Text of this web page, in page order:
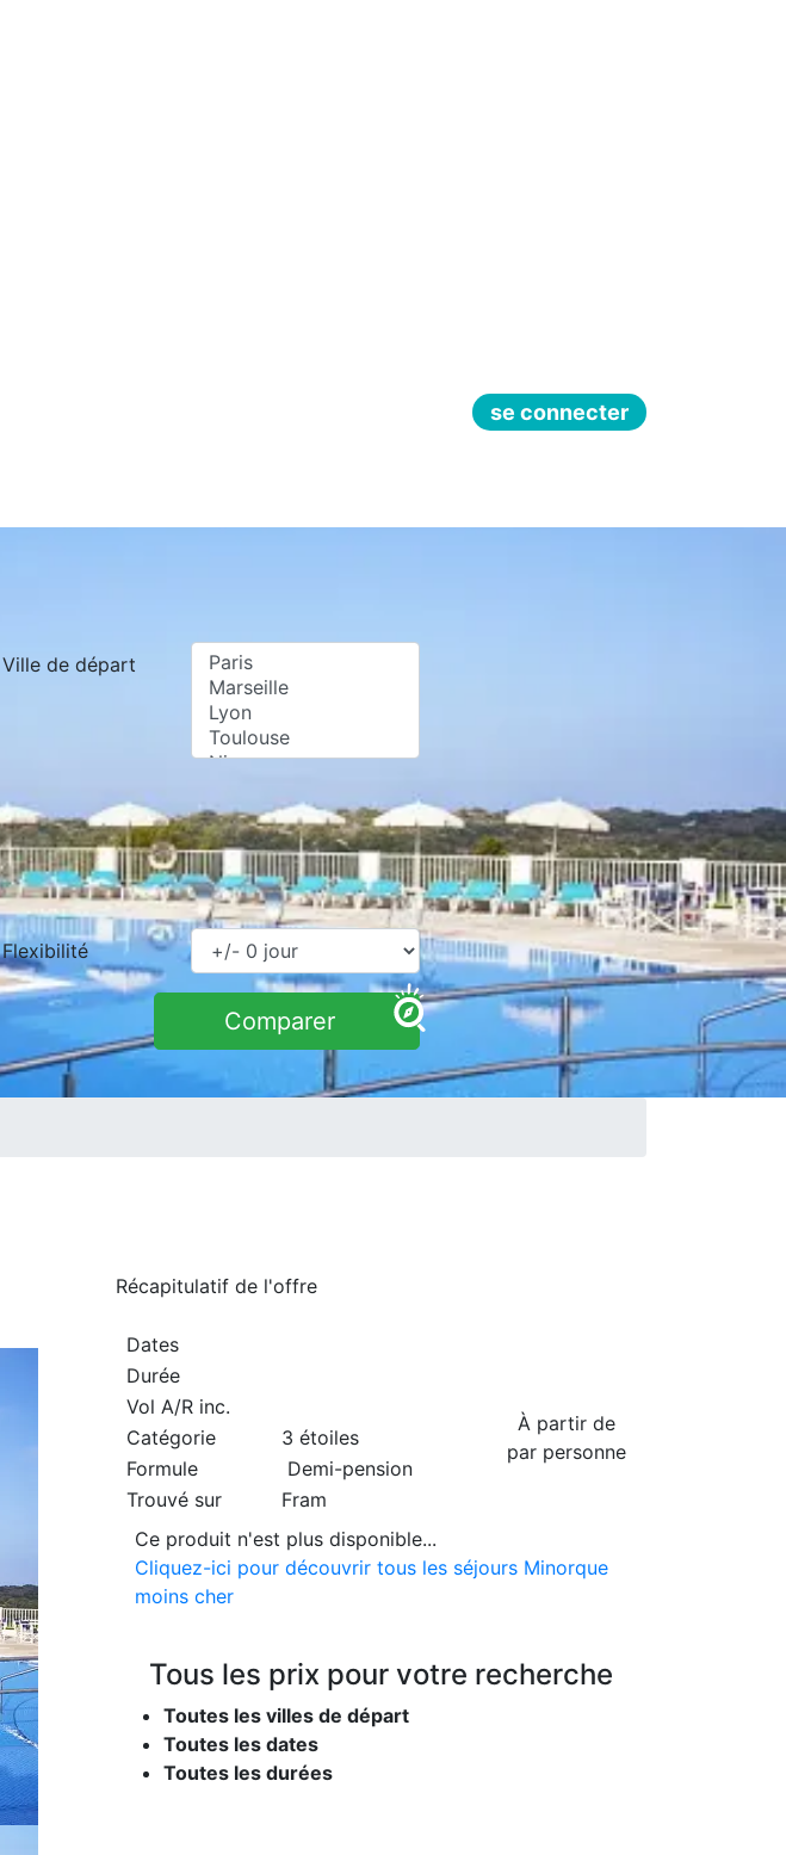
se connecter
Ville de départ
Flexibilité
Comparer
Récapitulatif de l'offre
Dates
Durée
À partir de
par personne
Vol A/R inc.
Catégorie
3 étoiles
Formule
Demi-pension
Trouvé sur
Fram
Ce produit n'est plus disponible...
Cliquez-ici pour découvrir tous les séjours Minorque
moins cher
Tous les prix pour votre recherche
Toutes les villes de départ
Toutes les dates
Toutes les durées